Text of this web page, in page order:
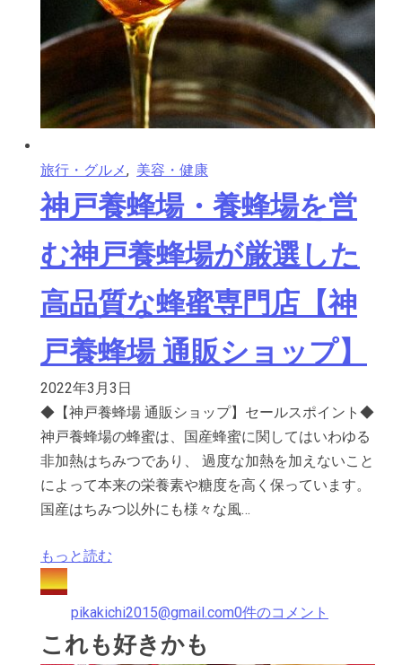
旅行・グルメ, 美容・健康
神戸養蜂場・養蜂場を営
む神戸養蜂場が厳選した
高品質な蜂蜜専門店【神
戸養蜂場 通販ショップ】
2022年3月3日
◆【神戸養蜂場 通販ショップ】セールスポイント◆
神戸養蜂場の蜂蜜は、国産蜂蜜に関してはいわゆる
非加熱はちみつであり、 過度な加熱を加えないこと
によって本来の栄養素や糖度を高く保っています。
国産はちみつ以外にも様々な風…
もっと読む
pikakichi2015@gmail.com0件のコメント
これも好きかも